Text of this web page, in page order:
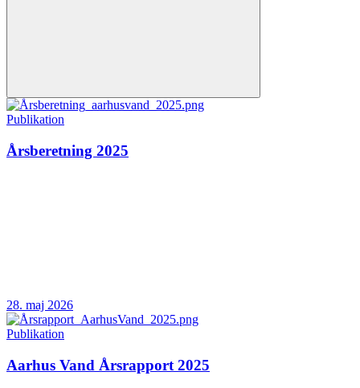
Publikation
Årsberetning 2025
28. maj 2026
Publikation
Aarhus Vand Årsrapport 2025